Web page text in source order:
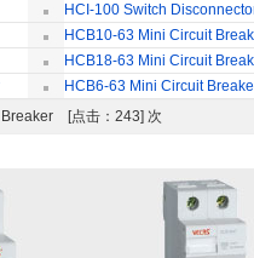
HCI-100 Switch
HCB10-63 Mini Circuit
HCB18-63 Mini Circuit
HCB6-63 Mini Circuit
Breaker [点击：243] 次